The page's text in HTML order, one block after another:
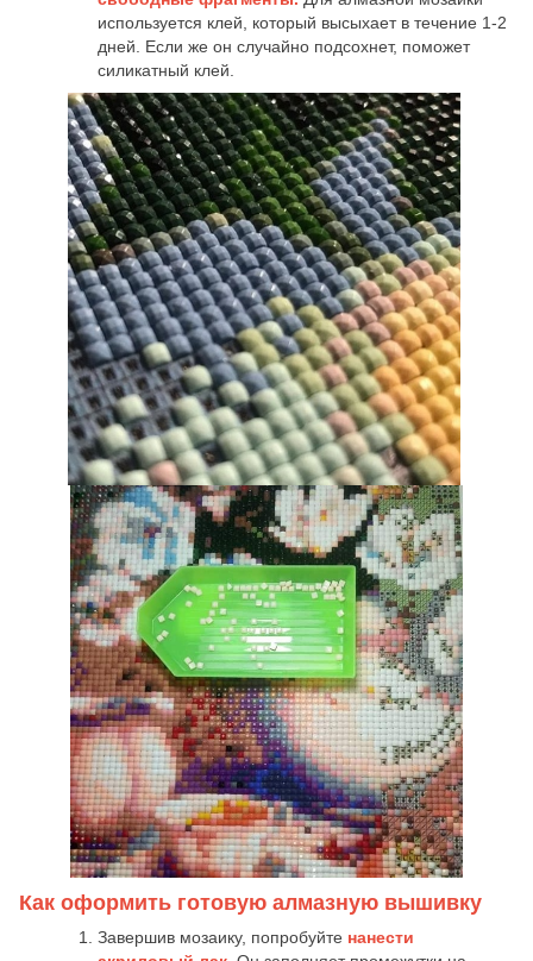
используется клей, который высыхает в течение 1-2
дней. Если же он случайно подсохнет, поможет
силикатный клей.
Как оформить готовую алмазную вышивку
Завершив мозаику, попробуйте нанести